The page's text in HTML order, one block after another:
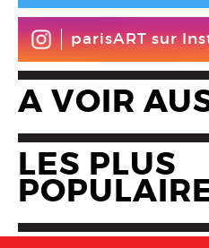
parisART sur
A VOIR
LES PLUS